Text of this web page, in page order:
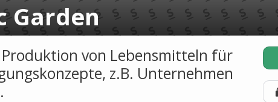
Garden
von Lebensmitteln für
z.B. Unternehmen